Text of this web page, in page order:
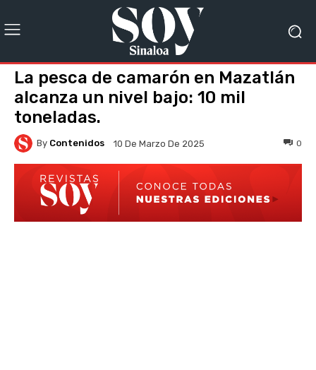
La pesca de camarón en Mazatlán
alcanza un nivel bajo: 10 mil
toneladas.
By Contenidos 10 De Marzo De 2025 0